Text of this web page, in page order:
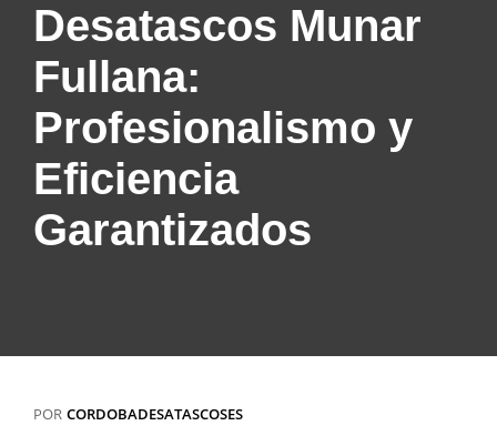
Desatascos Munar
Fullana:
Profesionalismo y
Eficiencia
Garantizados
POR CORDOBADESATASCOSES